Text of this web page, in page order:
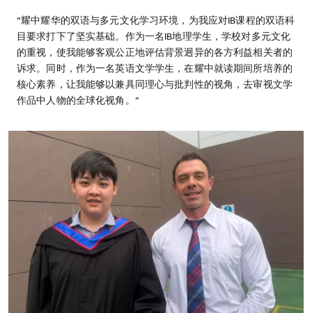
“耀中耀华的双语与多元文化学习环境，为我应对IB课程的双语科
目要求打下了坚实基础。作为一名IB地理学生，学校对多元文化
的重视，使我能够客观公正地评估背景迥异的各方利益相关者的
诉求。同时，作为一名英语文学学生，在耀中就读期间所培养的
核心素养，让我能够以兼具同理心与批判性的视角，去审视文学
作品中人物的全球化视角。”